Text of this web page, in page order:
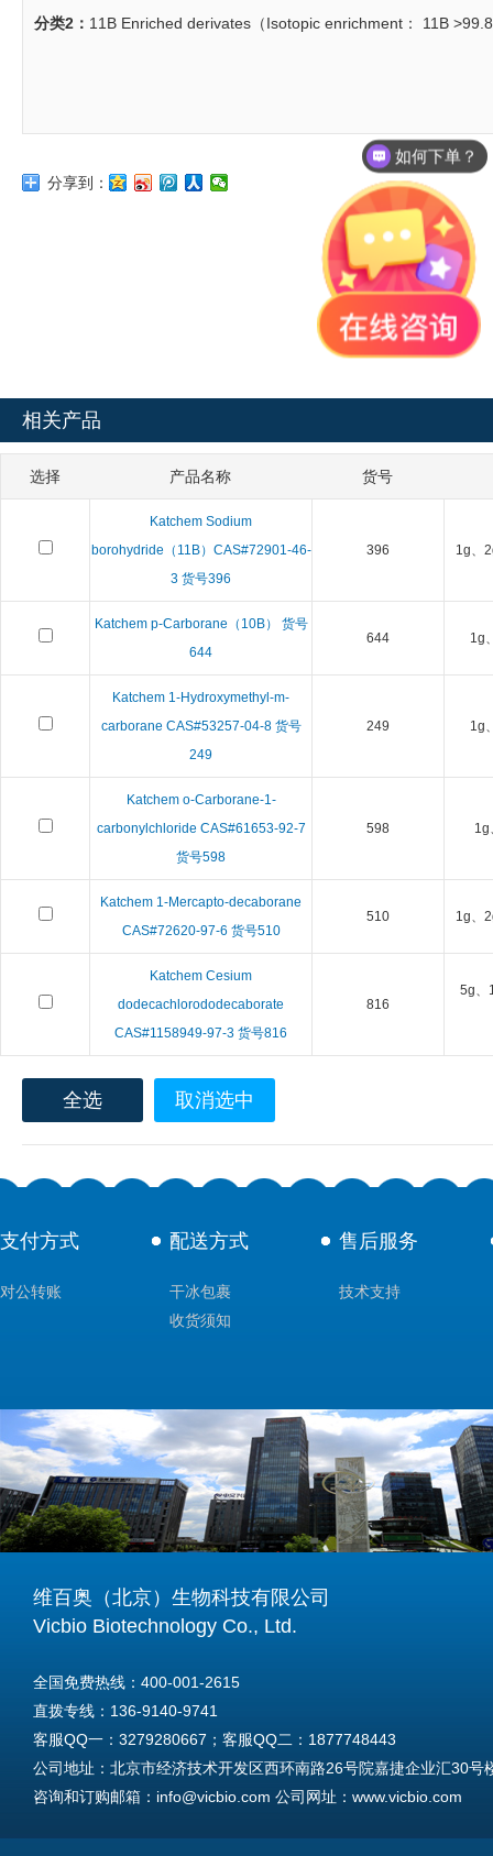
分类2： 11B Enriched derivates（Isotopic enrichment： 11B
分享到：
相关产品
选择 产品名称 货号
Katchem Sodium
borohydride（11B）CAS#72901-46-
3 货号396
396 1g、
Katchem p-Carborane（10B） 货号
644
644 1g
Katchem 1-Hydroxymethyl-m-
carborane CAS#53257-04-8 货号
249
249 1g
Katchem o-Carborane-1-
carbonylchloride CAS#61653-92-7
货号598
598 1g
Katchem 1-Mercapto-decaborane
CAS#72620-97-6 货号510
510 1g、
Katchem Cesium
dodecachlorododecaborate
CAS#1158949-97-3 货号816
816
5g、
全选 取消选中
支付方式
对公转账
配送方式
干冰包裹
收货须知
售后服务
技术支持
维百奥（北京）生物科技有限公司
Vicbio Biotechnology Co., Ltd.
全国免费热线：400-001-2615
直拨专线：136-9140-9741
客服QQ一：3279280667；客服QQ二：1877748443
公司地址：北京市经济技术开发区西环南路26号院嘉捷企业汇30号
咨询和订购邮箱：info@vicbio.com 公司网址：www.vicbio.com
如何下单？